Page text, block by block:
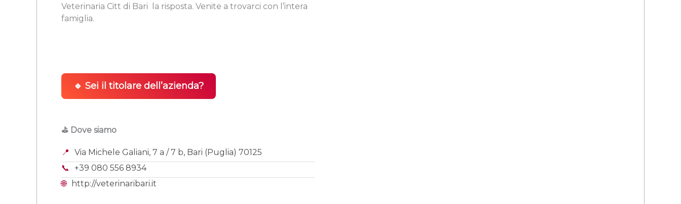
Veterinaria Citt di Bari  la risposta. Venite a trovarci con l’intera
famiglia.
🔹 Sei il titolare dell’azienda?
⛳ Dove siamo
📍
Via Michele Galiani, 7 a / 7 b, Bari (Puglia) 70125
📞
+39 080 556 8934
🌐
http://veterinaribari.it